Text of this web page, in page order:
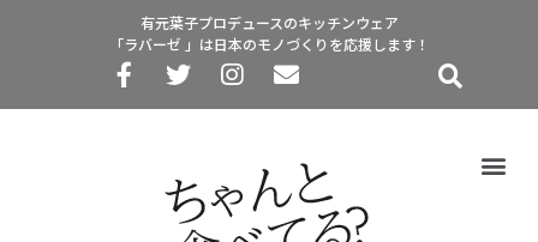
有元葉子プロデュースのキッチンウェア
「ラバーゼ 」は日本のモノづくりを応援します！